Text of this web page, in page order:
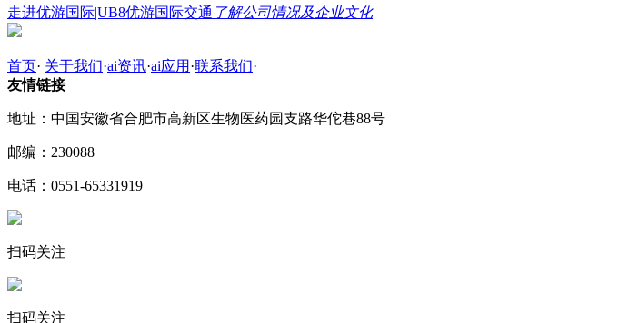
走进优游国际|UB8优游国际交通 了解公司情况及企业文化
首页· 关于我们·ai资讯·ai应用 ·联系我们·
友情链接
地址：中国安徽省合肥市高新区生物医药园支路华佗巷88号
邮编：230088
电话：0551-65331919
扫码关注
扫码关注